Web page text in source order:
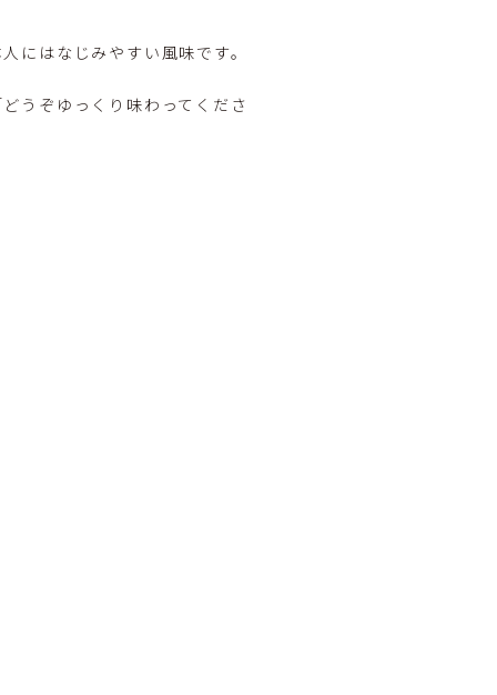
にはなじみやすい風味です。
うぞゆっくり味わってくださ